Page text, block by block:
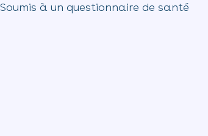
Soumis à un questionnaire de santé